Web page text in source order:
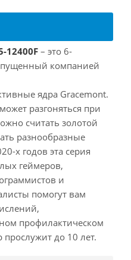
12400F – это 6-
компанией
ядра Gracemont.
разгоняться при
считать золотой
разнообразные
х годов эта серия
геймеров,
и
помогут вам
профилактическом
до 10 лет.